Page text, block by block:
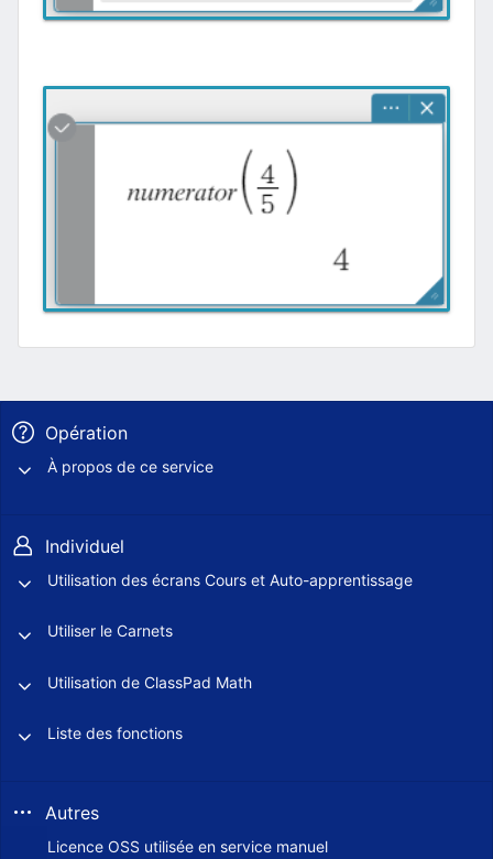
Opération
À propos de ce service
Individuel
Utilisation des écrans Cours et Auto-apprentissage
Utiliser le Carnets
Utilisation de ClassPad Math
Liste des fonctions
Autres
Licence OSS utilisée en service manuel